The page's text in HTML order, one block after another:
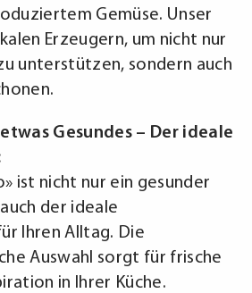
Gemüse. Unser
Erzeugern, um nicht nur
unterstützen, sondern auch
Gesundes – Der ideale
ist nicht nur ein gesunder
der ideale
Ihren Alltag. Die
Auswahl sorgt für frische
in Ihrer Küche.